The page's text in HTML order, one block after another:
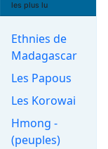
les plus lu
Ethnies de
Madagascar
Les Papous
Les Korowai
Hmong -
(peuples)